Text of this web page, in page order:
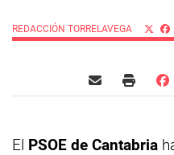
REDACCIÓN TORRELAVEGA
El PSOE de Cantabria